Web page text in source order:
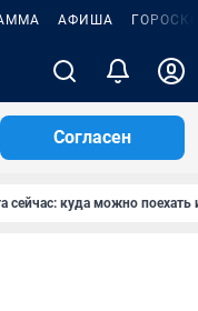
АФИША
Согласен
сейчас: куда можно поехать